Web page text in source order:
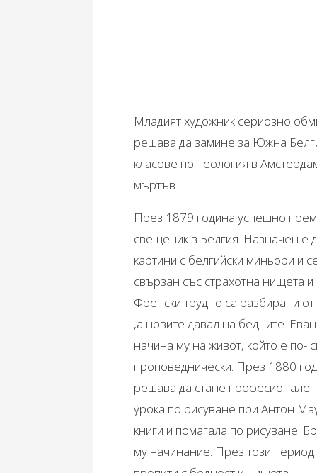
Младият художник сериозно
решава да замине за Южна
класове по Теология в
мъртъв.
През 1879 година успешно
свещеник в Белгия. Назначен е
картини с белгийски миньори и
свързан със страхотна нищета
Френски трудно са разбирани
,а новите давал на бедните.
начина му на живот, който е по-
проповеднически. През 1880
решава да стане
урока по рисуване при Антон
книги и помагала по рисуване.
му начинание. През този